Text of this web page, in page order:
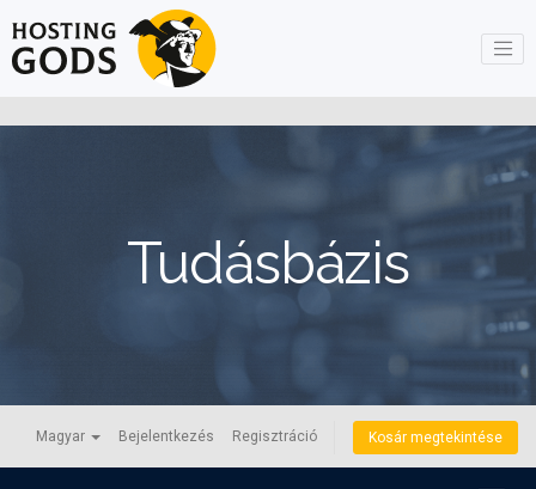
Tudásbázis
Magyar Bejelentkezés Regisztráció Kosár megtekintése